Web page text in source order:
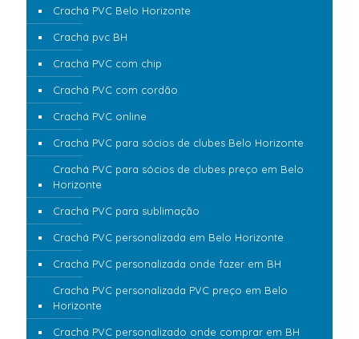
Crachá PVC Belo Horizonte
Crachá pvc BH
Crachá PVC com chip
Crachá PVC com cordão
Crachá PVC online
Crachá PVC para sócios de clubes Belo Horizonte
Crachá PVC para sócios de clubes preço em Belo
Horizonte
Crachá PVC para sublimação
Crachá PVC personalizada em Belo Horizonte
Crachá PVC personalizada onde fazer em BH
Crachá PVC personalizada PVC preço em Belo
Horizonte
Crachá PVC personalizado onde comprar em BH